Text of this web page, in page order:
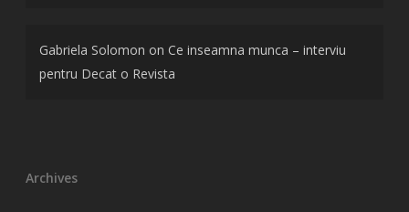
Gabriela Solomon on Ce inseamna munca – interviu
pentru Decat o Revista
Archives